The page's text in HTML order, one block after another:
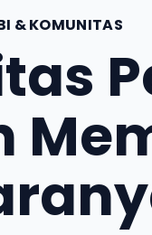
& KOMUNITAS